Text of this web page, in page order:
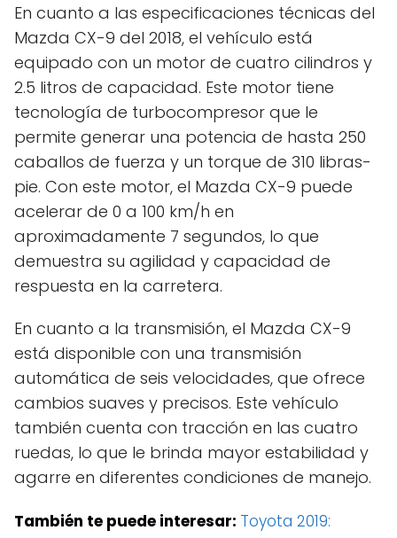
En cuanto a las especificaciones técnicas del
Mazda CX-9 del 2018, el vehículo está
equipado con un motor de cuatro cilindros y
2.5 litros de capacidad. Este motor tiene
tecnología de turbocompresor que le
permite generar una potencia de hasta 250
caballos de fuerza y un torque de 310 libras-
pie. Con este motor, el Mazda CX-9 puede
acelerar de 0 a 100 km/h en
aproximadamente 7 segundos, lo que
demuestra su agilidad y capacidad de
respuesta en la carretera.
En cuanto a la transmisión, el Mazda CX-9
está disponible con una transmisión
automática de seis velocidades, que ofrece
cambios suaves y precisos. Este vehículo
también cuenta con tracción en las cuatro
ruedas, lo que le brinda mayor estabilidad y
agarre en diferentes condiciones de manejo.
También te puede interesar: Toyota 2019: